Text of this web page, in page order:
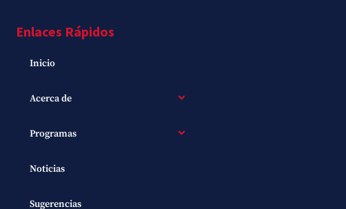
Enlaces Rápidos
Inicio
Acerca de
Programas
Noticias
Sugerencias